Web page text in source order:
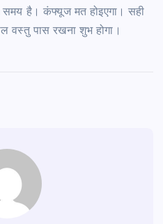
समय है। कंफ्यूज मत होइएगा। सही
वस्तु पास रखना शुभ होगा।